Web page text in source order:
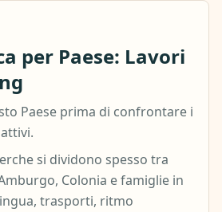
per Paese: Lavori
Paese prima di confrontare i
si dividono spesso tra
Colonia e famiglie in
trasporti, ritmo